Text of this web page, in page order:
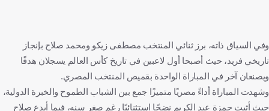
وفي السياق ذاته، برز ثنائي المنتخب مصطفى زيكو ومحمد صلاح بإنجاز
تاريخي فريد، حيث أصبحا أول لاعبين في تاريخ كأس العالم يسجلان هدفًا
ويصنعان آخر في المباراة الواحدة بقميص المنتخب المصري.
وشهدت المباراة أداءً مصريًا متميزًا جمع بين الشباب الطموح والخبرة الدولية،
حيث أثبت حمزة عبد الكريم نضجًا استثنائيًا رغم صغر سنه، فيما أبدع صلاح